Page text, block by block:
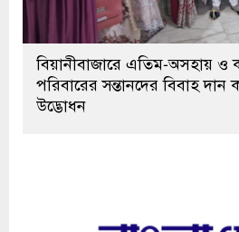
বিয়ানীবাজারে এতিম-অসহায় ও
পরিবারের সন্তানদের বিবাহ দান
উদ্ভোধন